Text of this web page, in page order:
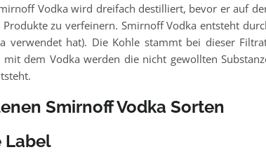
Vodka wird dreifach destilliert, bevor er auf
zu verfeinern. Smirnoff Vodka entsteht
verwendet hat). Die Kohle stammt bei dieser
dem Vodka werden die nicht gewollten
Smirnoff Vodka Sorten
Label